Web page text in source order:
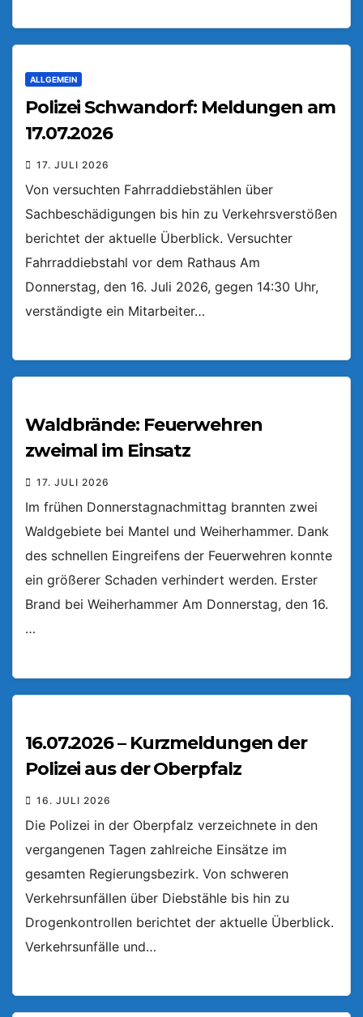
ALLGEMEIN
Polizei Schwandorf: Meldungen am
17.07.2026
17. JULI 2026
Von versuchten Fahrraddiebstählen über
Sachbeschädigungen bis hin zu Verkehrsverstößen
berichtet der aktuelle Überblick. Versuchter
Fahrraddiebstahl vor dem Rathaus Am
Donnerstag, den 16. Juli 2026, gegen 14:30 Uhr,
verständigte ein Mitarbeiter…
Waldbrände: Feuerwehren
zweimal im Einsatz
17. JULI 2026
Im frühen Donnerstagnachmittag brannten zwei
Waldgebiete bei Mantel und Weiherhammer. Dank
des schnellen Eingreifens der Feuerwehren konnte
ein größerer Schaden verhindert werden. Erster
Brand bei Weiherhammer Am Donnerstag, den 16.
…
16.07.2026 – Kurzmeldungen der
Polizei aus der Oberpfalz
16. JULI 2026
Die Polizei in der Oberpfalz verzeichnete in den
vergangenen Tagen zahlreiche Einsätze im
gesamten Regierungsbezirk. Von schweren
Verkehrsunfällen über Diebstähle bis hin zu
Drogenkontrollen berichtet der aktuelle Überblick.
Verkehrsunfälle und…